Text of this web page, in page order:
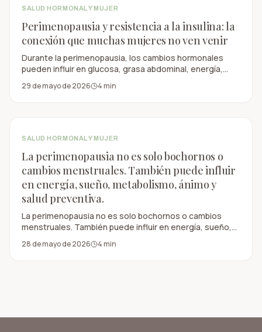
SALUD HORMONAL Y MUJER
Perimenopausia y resistencia a la insulina: la
conexión que muchas mujeres no ven venir
Durante la perimenopausia, los cambios hormonales
pueden influir en glucosa, grasa abdominal, energía,
sueño y salud metabólica.
29 de mayo de 2026 4min
SALUD HORMONAL Y MUJER
La perimenopausia no es solo bochornos o
cambios menstruales. También puede influir
en energía, sueño, metabolismo, ánimo y
salud preventiva.
La perimenopausia no es solo bochornos o cambios
menstruales. También puede influir en energía, sueño,
metabolismo, ánimo y salud preventiva.
28 de mayo de 2026 4min